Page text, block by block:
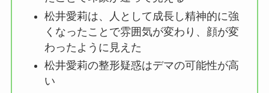
松井愛莉は、人として成長し精神的に強
くなったことで雰囲気が変わり、顔が変
わったように見えた
松井愛莉の整形疑惑はデマの可能性が高
い